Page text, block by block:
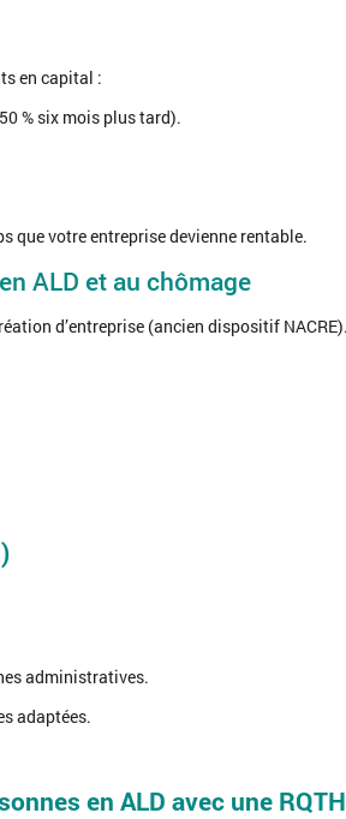
en capital :
% six mois plus tard).
que votre entreprise devienne rentable.
ALD et au chômage
d’entreprise (ancien dispositif NACRE).
administratives.
adaptées.
en ALD avec une RQTH